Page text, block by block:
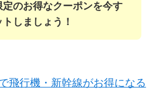
定のお得なクーポンを今す
トしましょう！
飛行機・新幹線がお得になる